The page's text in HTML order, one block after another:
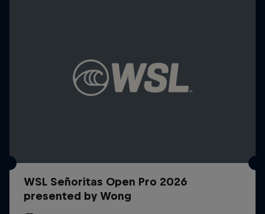
WSL Señoritas Open Pro 2026
presented by Wong